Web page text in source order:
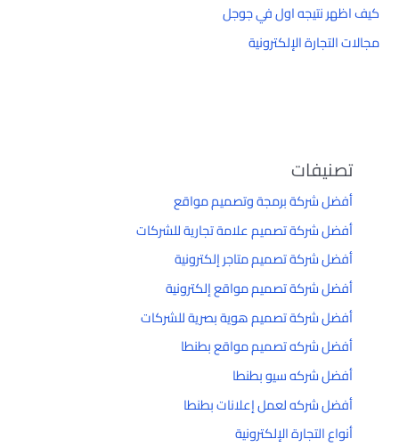
كيف اظهر نتيجه اول في جوجل
مجالات التجارة الإلكترونية
تصنيفات
أفضل شركة برمجة وتصميم مواقع
أفضل شركة تصميم علامة تجارية للشركات
أفضل شركة تصميم متاجر إلكترونية
أفضل شركة تصميم مواقع إلكترونية
أفضل شركة تصميم هوية بصرية للشركات
أفضل شركه تصميم مواقع بطنطا
أفضل شركه سيو بطنطا
أفضل شركه لعمل إعلانات بطنطا
أنواع التجارة الإلكترونية